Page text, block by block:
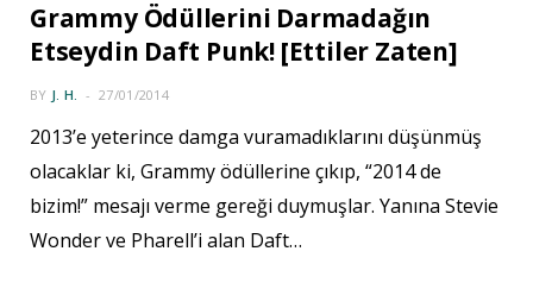
Grammy Ödüllerini Darmadağın
Etseydin Daft Punk! [Ettiler Zaten]
BY J. H. 27/01/2014
2013’e yeterince damga vuramadıklarını düşünmüş
olacaklar ki, Grammy ödüllerine çıkıp, “2014 de
bizim!” mesajı verme gereği duymuşlar. Yanına Stevie
Wonder ve Pharell’i alan Daft…